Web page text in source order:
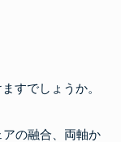
すでしょうか。
の融合、両軸か